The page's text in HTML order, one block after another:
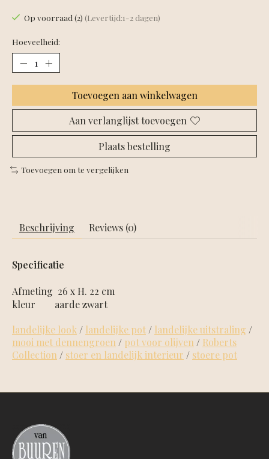
Op voorraad (2) (Levertijd:1-2 dagen)
Hoeveelheid:
Toevoegen aan winkelwagen
Aan verlanglijst toevoegen
Plaats bestelling
Toevoegen om te vergelijken
Beschrijving Reviews (0)
Specificatie
Afmeting 26 x H. 22 cm
kleur aarde zwart
landelijke look / landelijke pot / landelijke uitstraling /
mooi met dennengroen / pot voor olijven / Roberts
Collection / stoer en landelijk interieur / stoere pot